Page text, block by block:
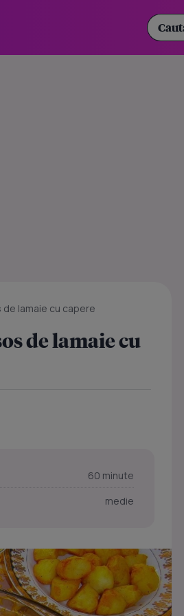
lamaie cu capere
de lamaie cu
60 minute
medie